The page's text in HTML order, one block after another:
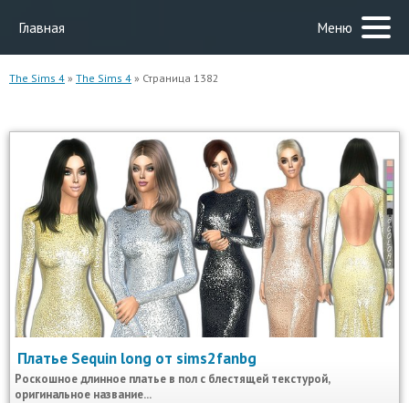
Главная Меню
The Sims 4 » The Sims 4 » Страница 1382
Платье Sequin long от sims2fanbg
Роскошное длинное платье в пол с блестящей текстурой,
оригинальное название...